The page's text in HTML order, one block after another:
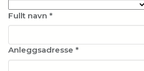
Fullt navn *
Anleggsadresse *